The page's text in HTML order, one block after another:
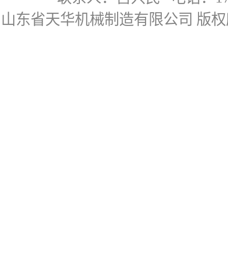
山东省天华机械制造有限公司 版